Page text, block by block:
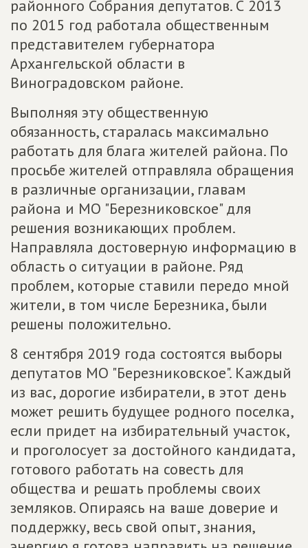
районного Собрания депутатов. С 2013
по 2015 год работала общественным
представителем губернатора
Архангельской области в
Виноградовском районе.
Выполняя эту общественную
обязанность, старалась максимально
работать для блага жителей района. По
просьбе жителей отправляла обращения
в различные организации, главам
района и МО "Березниковское" для
решения возникающих проблем.
Направляла достоверную информацию в
область о ситуации в районе. Ряд
проблем, которые ставили передо мной
жители, в том числе Березника, были
решены положительно.
8 сентября 2019 года состоятся выборы
депутатов МО "Березниковское". Каждый
из вас, дорогие избиратели, в этот день
может решить будущее родного поселка,
если придет на избирательный участок,
и проголосует за достойного кандидата,
готового работать на совесть для
общества и решать проблемы своих
земляков. Опираясь на ваше доверие и
поддержку, весь свой опыт, знания,